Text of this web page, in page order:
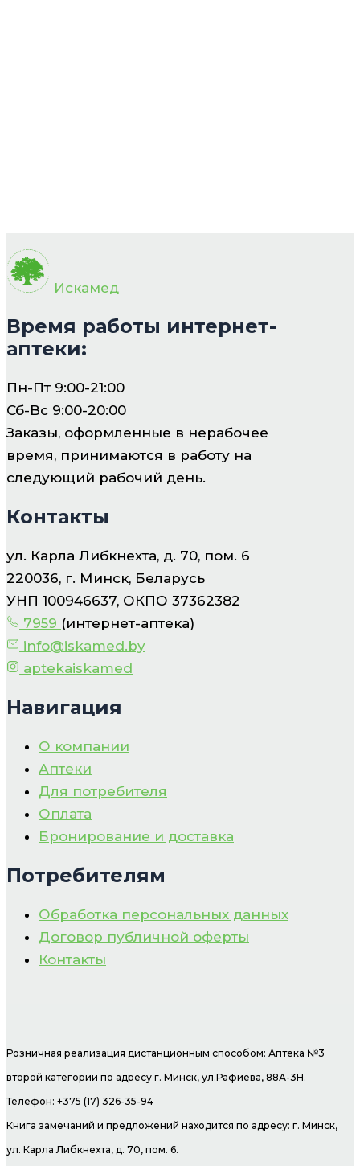
Искамед
Время работы интернет-
аптеки:
Пн-Пт 9:00-21:00
Сб-Вс 9:00-20:00
Заказы, оформленные в нерабочее
время, принимаются в работу на
следующий рабочий день.
Контакты
ул. Карла Либкнехта, д. 70, пом. 6
220036, г. Минск, Беларусь
УНП 100946637, ОКПО 37362382
7959 (интернет-аптека)
info@iskamed.by
aptekaiskamed
Навигация
О компании
Аптеки
Для потребителя
Оплата
Бронирование и доставка
Потребителям
Обработка персональных данных
Договор публичной оферты
Контакты
Розничная реализация дистанционным способом: Аптека №3
второй категории по адресу г. Минск, ул.Рафиева, 88А-3Н.
Телефон: +375 (17) 326-35-94
Книга замечаний и предложений находится по адресу: г. Минск,
ул. Карла Либкнехта, д. 70, пом. 6.